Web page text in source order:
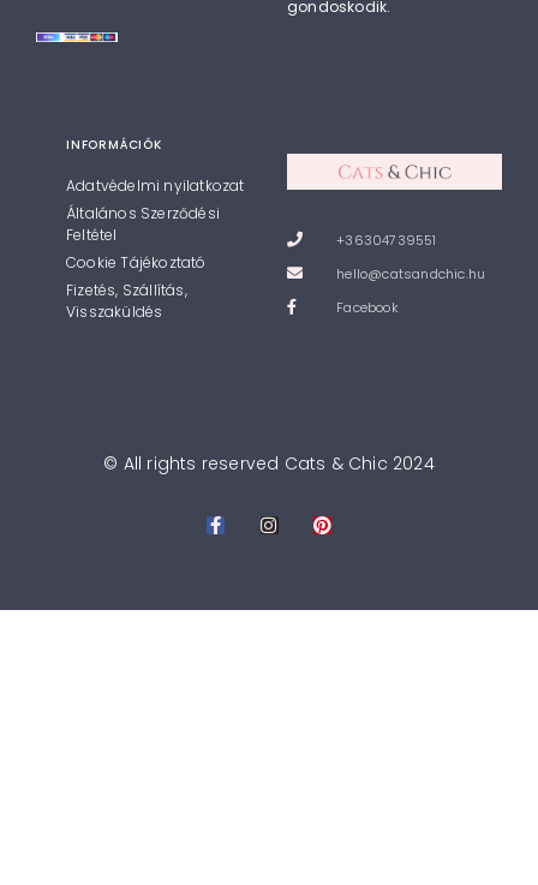
gondoskodik.
INFORMÁCIÓK
Adatvédelmi nyilatkozat
Általános Szerződési
Feltétel
Cookie Tájékoztató
Fizetés, Szállítás,
Visszaküldés
+36304739551
hello@catsandchic.hu
Facebook
© All rights reserved Cats & Chic 2024